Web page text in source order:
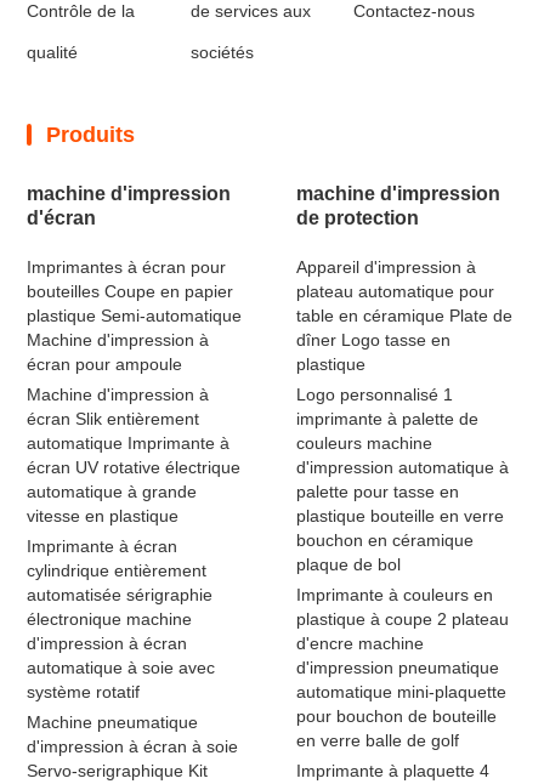
Contrôle de la
qualité
de services aux
sociétés
Contactez-nous
Produits
machine d'impression
d'écran
Imprimantes à écran pour
bouteilles Coupe en papier
plastique Semi-automatique
Machine d'impression à
écran pour ampoule
Machine d'impression à
écran Slik entièrement
automatique Imprimante à
écran UV rotative électrique
automatique à grande
vitesse en plastique
Imprimante à écran
cylindrique entièrement
automatisée sérigraphie
électronique machine
d'impression à écran
automatique à soie avec
système rotatif
Machine pneumatique
d'impression à écran à soie
Servo-serigraphique Kit
machine d'impression
de protection
Appareil d'impression à
plateau automatique pour
table en céramique Plate de
dîner Logo tasse en
plastique
Logo personnalisé 1
imprimante à palette de
couleurs machine
d'impression automatique à
palette pour tasse en
plastique bouteille en verre
bouchon en céramique
plaque de bol
Imprimante à couleurs en
plastique à coupe 2 plateau
d'encre machine
d'impression pneumatique
automatique mini-plaquette
pour bouchon de bouteille
en verre balle de golf
Imprimante à plaquette 4